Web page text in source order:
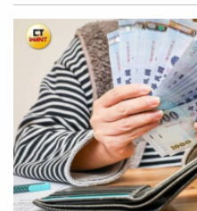
量優惠，這波熱潮絕對是今
打卡韓星同款！韓國人氣生
首間快閃店『夏日小屋』限
wiggle wiggle 今年夏天在台
間品牌快閃店！近年 wiggle
計與原創 IP 風靡亞洲，不僅
格品牌，更深受 Jennie、潤
RIIZE 等韓星喜愛，從吊飾
年輕世代爭相收藏的人氣單
2014 年的 wiggle wiggle，